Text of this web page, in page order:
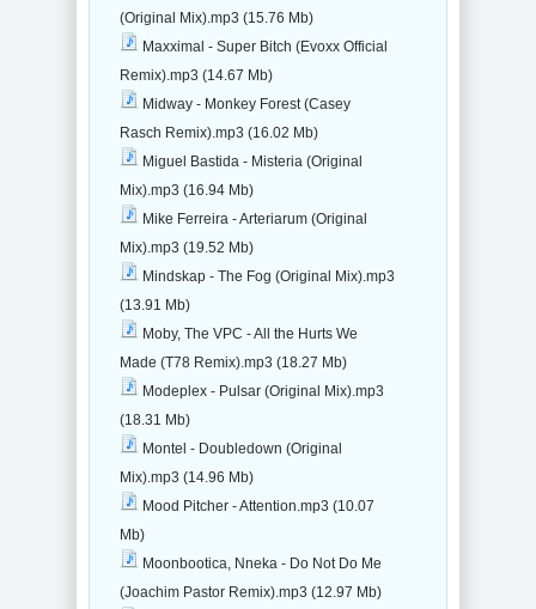
(Original Mix).mp3 (15.76 Mb)
Maxximal - Super Bitch (Evoxx Official
Remix).mp3 (14.67 Mb)
Midway - Monkey Forest (Casey
Rasch Remix).mp3 (16.02 Mb)
Miguel Bastida - Misteria (Original
Mix).mp3 (16.94 Mb)
Mike Ferreira - Arteriarum (Original
Mix).mp3 (19.52 Mb)
Mindskap - The Fog (Original Mix).mp3
(13.91 Mb)
Moby, The VPC - All the Hurts We
Made (T78 Remix).mp3 (18.27 Mb)
Modeplex - Pulsar (Original Mix).mp3
(18.31 Mb)
Montel - Doubledown (Original
Mix).mp3 (14.96 Mb)
Mood Pitcher - Attention.mp3 (10.07
Mb)
Moonbootica, Nneka - Do Not Do Me
(Joachim Pastor Remix).mp3 (12.97 Mb)